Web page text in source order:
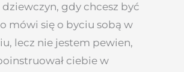
dziewczyn, gdy chcesz być
mówi się o byciu sobą w
lecz nie jestem pewien,
ciebie w